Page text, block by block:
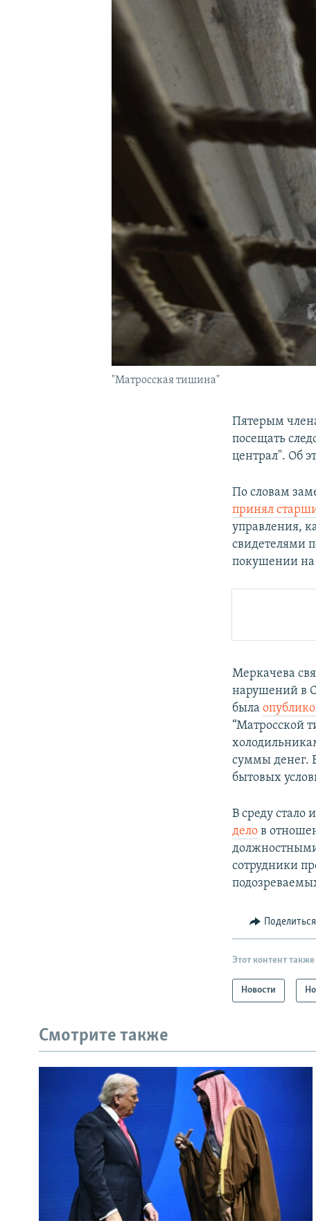
ПОДПИШИТЕСЬ НА РАССЫЛКУ
"Матросская тишина"
Пятерым
посещать
централ". Об
По словам
принял
управления,
свидетелями
покушении
Меркачева
нарушений в
была
“Матросской
суммы денег.
бытовых
В среду стало
дело в
сотрудники
Поделиться
Этот контент
Новости
Смотрите также